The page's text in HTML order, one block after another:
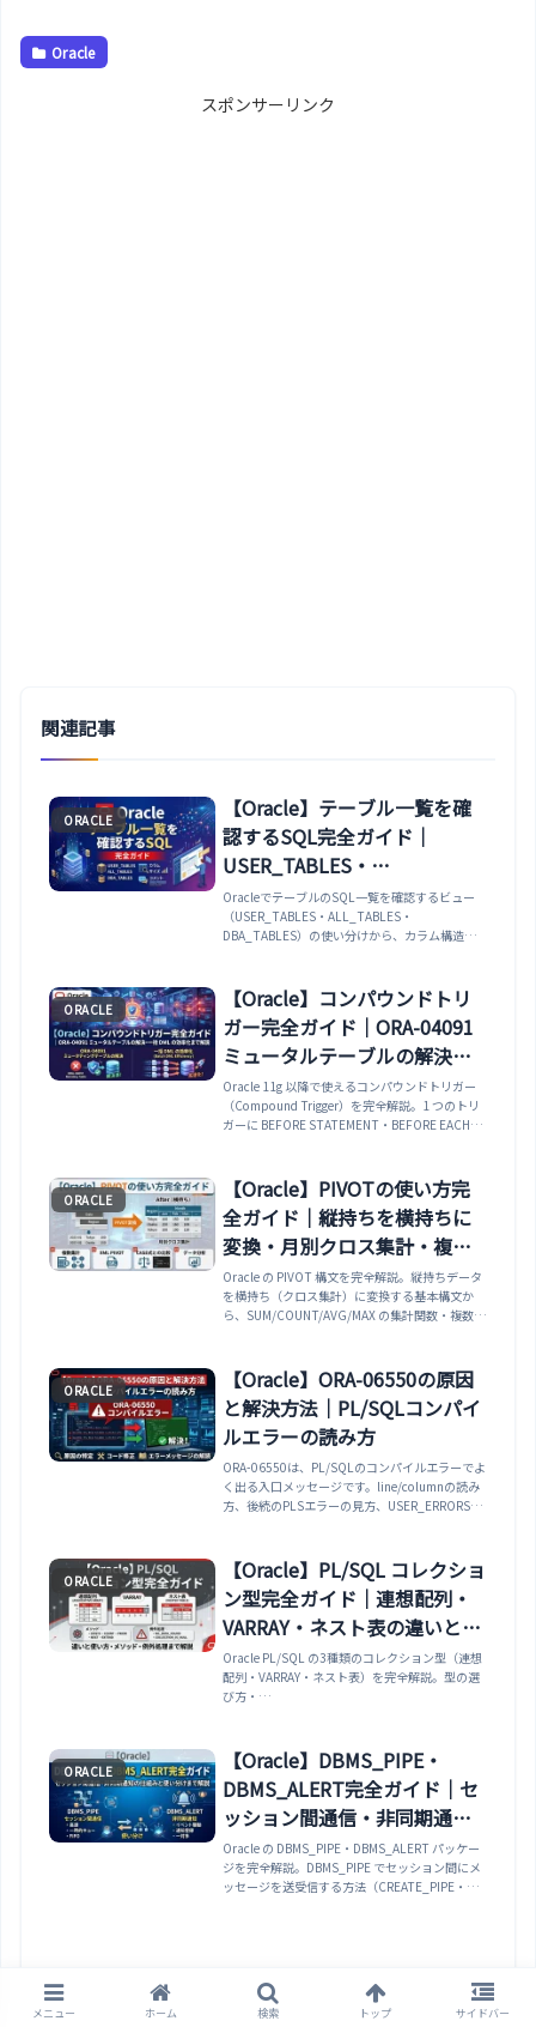
Oracle
スポンサーリンク
関連記事
ORACLE
【Oracle】テーブル一覧を確
認するSQL完全ガイド｜
USER_TABLES・
ALL_TABLES・
DBA_TABLES・カラム・サイ
ズ・コメントまで網羅
OracleでテーブルのSQL一覧を確認するビュー
（USER_TABLES・ALL_TABLES・
DBA_TABLES）の使い分けから、カラム構造・
SQL付きで完全解説。
ORACLE
【Oracle】コンパウンドトリ
ガー完全ガイド｜ORA-04091
ミュータルテーブルの解決・
一括 DML の効率化まで解説
Oracle 11g 以降で使えるコンパウンドトリガー
（Compound Trigger）を完全解説。1 つのトリ
ガーに BEFORE STATEMENT・BEFORE EACH
み・ORA-04091 ミュータルテーブルエラーを解
決する AFTER EACH ROW + AFTER STATEMENT
パターン・行単位ループを避けてパフォーマンス
を改善する一括 INSERT（FORALL）パターン・
コンパウンドトリガーの変数共有とセッション間
での初期化まで実例で解説します。
ORACLE
【Oracle】PIVOTの使い方完
全ガイド｜縦持ちを横持ちに
変換・月別クロス集計・複数
集計・XML PIVOT・CASE式と
の比較
Oracle の PIVOT 構文を完全解説。縦持ちデータ
を横持ち（クロス集計）に変換する基本構文か
ら、SUM/COUNT/AVG/MAX の集計関数・複数集
いまで豊富な実例で解説します。
ORACLE
【Oracle】ORA-06550の原因
と解決方法｜PL/SQLコンパイ
ルエラーの読み方
ORA-06550は、PL/SQLのコンパイルエラーでよ
く出る入口メッセージです。line/columnの読み
方、後続のPLSエラーの見方、USER_ERRORSで
ORACLE
【Oracle】PL/SQL コレクショ
ン型完全ガイド｜連想配列・
VARRAY・ネスト表の違いと使
い方・メソッド・例外処理ま
で解説
Oracle PL/SQL の3種類のコレクション型（連想
配列・VARRAY・ネスト表）を完全解説。型の選
び方・
の組み合わせ・コレクション例外
（SUBSCRIPT_BEYOND_COUNT /
COLLECTION_IS_NULL）・TABLE() 関数でコ
レクションをSQL から参照する方法まで実例で
解説します。
ORACLE
【Oracle】DBMS_PIPE・
DBMS_ALERT完全ガイド｜セ
ッション間通信・非同期通知
の仕組みと使い分けまで解説
Oracle の DBMS_PIPE・DBMS_ALERT パッケー
ジを完全解説。DBMS_PIPE でセッション間にメ
ッセージを送受信する方法（CREATE_PIPE・
DBMS_PIPE と DBMS_ALERT の違いと使い分
け・パイプのクリーンアップ（REMOVE_PIPE・
RESET_BUFFER）まで実例で解説します。
メニュー ホーム 検索 トップ サイドバー